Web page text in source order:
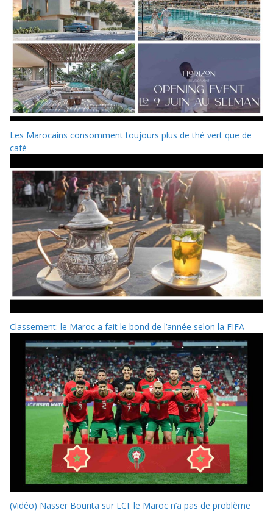
Les Marocains consomment toujours plus de thé vert que de
café
Classement: le Maroc a fait le bond de l’année selon la FIFA
(Vidéo) Nasser Bourita sur LCI: le Maroc n’a pas de problème